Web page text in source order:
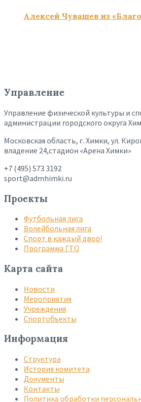
Алексей Чувашев из
Управление
Управление физической культуры и
администрации городского округа
Московская область, г. Химки, ул.
владение 24,стадион «Арена Химки»
+7 (495) 573 3192
sport@admhimki.ru
Проекты
Футбольная лига
Волейбольная лига
Спорт в каждый двор!
Программа ГТО
Карта сайта
Новости
Мероприятия
Учреждения
Спортобъекты
Информация
Структура
История комитета
Документы
Контакты
Политика обработки